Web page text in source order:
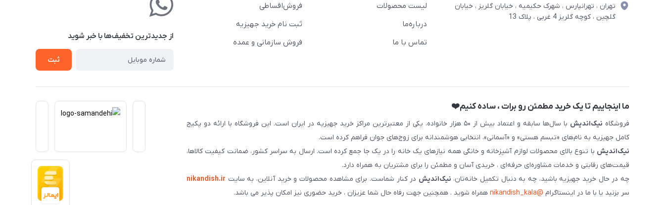
تهران ، تهرانپارس ، شهرک حکیمیه ، خیابان گلریز ، خیابان
گلچین ، کوچه گلریز 4 غربی ، پلاک 13
لیست محصولات
درباره‌ما
تماس با ما
فروش‌اقساطی
ثبت نام خرید جهیزیه
فروش سازمانی و عمده
از جدید‌ترین تخفیف‌ها با‌ خبر شوید
ثبت
ما اینجاییم تا یک خرید مطمئن رو برات ، ساده کنیم❤️
فروشگاه نیک‌اندیش
با سال‌ها سابقه و اعتماد بیش از ۵۰ هزار خانواده، یکی از معتبرترین مراکز خرید جهیزیه در ایران است. این فروشگاه با ارائه دو پکیج
کامل جهیزیه به نام‌های «تبسم هستی» و «آسمانی»، انتخابی هوشمندانه برای زوج‌های جوان فراهم کرده است.
نیک‌اندیش با تنوع بالای محصولات لوازم آشپزخانه و خانگی همه نیازهای یک خانه را در یک جا جمع کرده است. ارسال به سراسر کشور، ضمانت کیفیت کالاها،
قیمت‌های رقابتی و خدمات مشاوره‌ای حرفه‌ای ، خریدی آسان و مطمئن را برای مشتریان به همراه دارد.
چه در حال خرید جهیزیه باشید، چه به دنبال تکمیل خانه‌تان، نیک‌اندیش در کنار شماست. برای مشاهده محصولات و خرید آنلاین، به سایت nikandish.ir
سر بزنید یا با ما در اینستاگرام @nikandish_kala همراه شوید . همچنین جهت رفاه حال شما عزیزان ، خرید حضوری نیز امکان پذیر می باشد.